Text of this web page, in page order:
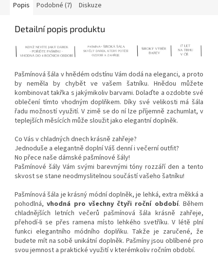
Popis Podobné (7) Diskuze
Detailní popis produktu
Pašmínová šála v hnědém odstínu Vám dodá na eleganci, a proto
by neměla by chybět ve vašem šatníku. Hnědou můžete
kombinovat takřka s jakýmikoliv barvami. Dolaďte a ozdobte své
oblečení tímto vhodným doplňkem. Díky své velikosti má šála
řadu možností využití. V zimě se do ní lze příjemně zachumlat, v
teplejších měsících může sloužit jako elegantní doplněk.
Co Vás v chladných dnech krásně zahřeje?
Jednoduše a elegantně doplní Váš denní i večerní outfit?
No přece naše dámské pašmínové šály!
Pašmínové šály Vám svými barevnými tóny rozzáří den a tento
skvost se stane neodmyslitelnou součástí vašeho šatníku!
Pašmínová šála je krásný módní doplněk, je lehká, extra měkká a
pohodlná,vhodná pro všechny čtyři roční období. Během
chladnějších letních večerů pašmínová šála krásně zahřeje,
přehodí-li se přes ramena místo lehkého svetříku. V létě plní
funkci elegantního módního doplňku. Takže je zaručené, že
budete mít na sobě unikátní doplněk. Pašmíny jsou oblíbené pro
svou jemnost a praktické využití v kterémkoliv ročním období.